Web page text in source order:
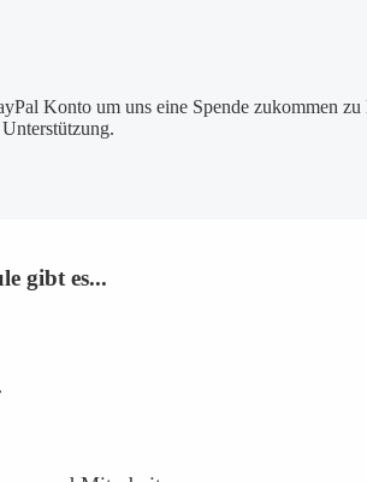
Konto um uns eine Spende zukommen
gibt es...